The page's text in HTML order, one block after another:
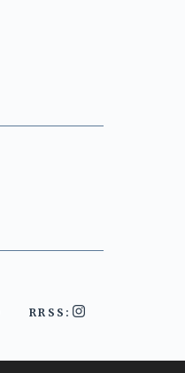
RRSS: